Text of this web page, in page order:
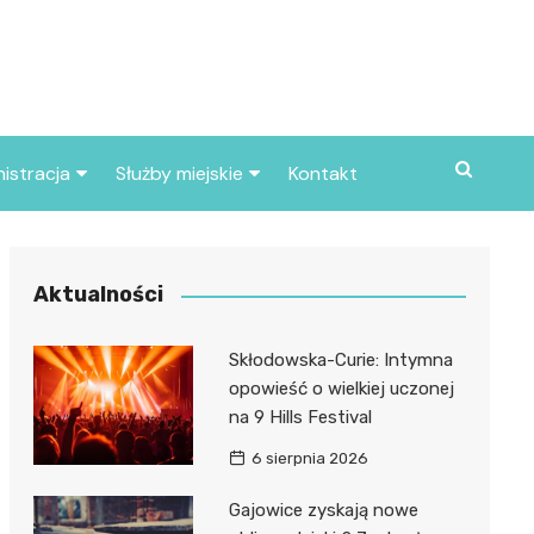
miasta
Służby miejskie
Policja
Kontakt
Aktualności
Skłodowska-Curie: Intymna
opowieść o wielkiej uczonej
na 9 Hills Festival
6 sierpnia 2026
Gajowice zyskają nowe